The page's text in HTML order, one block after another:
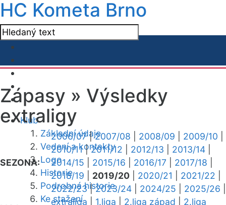
HC Kometa Brno
Klub
Základní údaje
Vedení a kontakty
Logo
Historie
Podrobná historie
Ke stažení
Zápasy » Výsledky
extraligy
SEZONA:
2006/07|2007/08 2008/09 2009/10
2010/11|2011/12 2012/13 2013/14
2014/15
2015/16 2016/17 2017/18
2018/19
2019/20 2020/21 2021/22
2022/23|2023/24 2024/25 2025/26
extraliga 1.liga 2.liga západ
2.liga